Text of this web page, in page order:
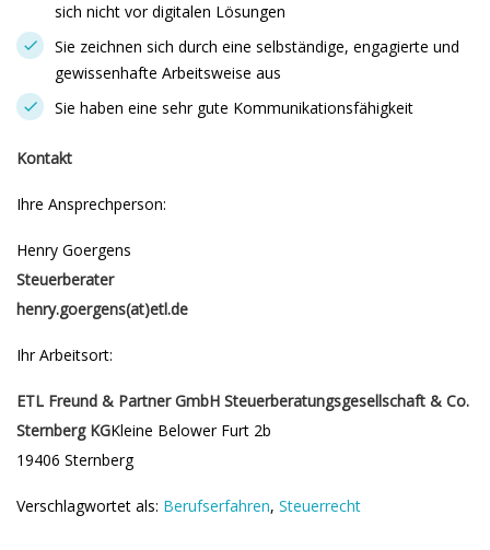
sich nicht vor digitalen Lösungen
Sie zeichnen sich durch eine selbständige, engagierte und
gewissenhafte Arbeitsweise aus
Sie haben eine sehr gute Kommunikationsfähigkeit
Kontakt
Ihre Ansprechperson:
Henry Goergens
Steuerberater
henry.goergens(at)etl.de
Ihr Arbeitsort:
ETL Freund & Partner GmbH Steuerberatungsgesellschaft & Co.
Sternberg KGKleine Belower Furt 2b
19406 Sternberg
Verschlagwortet als: Berufserfahren, Steuerrecht